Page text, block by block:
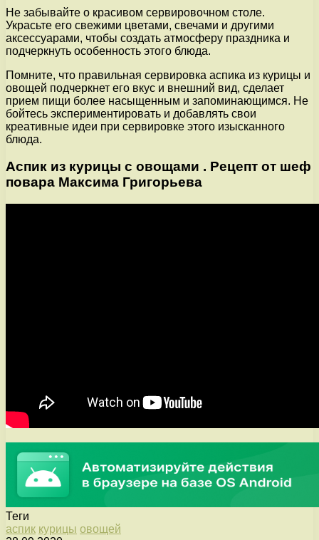
Не забывайте о красивом сервировочном столе.
Украсьте его свежими цветами, свечами и другими
аксессуарами, чтобы создать атмосферу праздника и
подчеркнуть особенность этого блюда.
Помните, что правильная сервировка аспика из курицы и
овощей подчеркнет его вкус и внешний вид, сделает
прием пищи более насыщенным и запоминающимся. Не
бойтесь экспериментировать и добавлять свои
креативные идеи при сервировке этого изысканного
блюда.
Аспик из курицы с овощами . Рецепт от шеф
повара Максима Григорьева
Теги
аспик курицы овощей